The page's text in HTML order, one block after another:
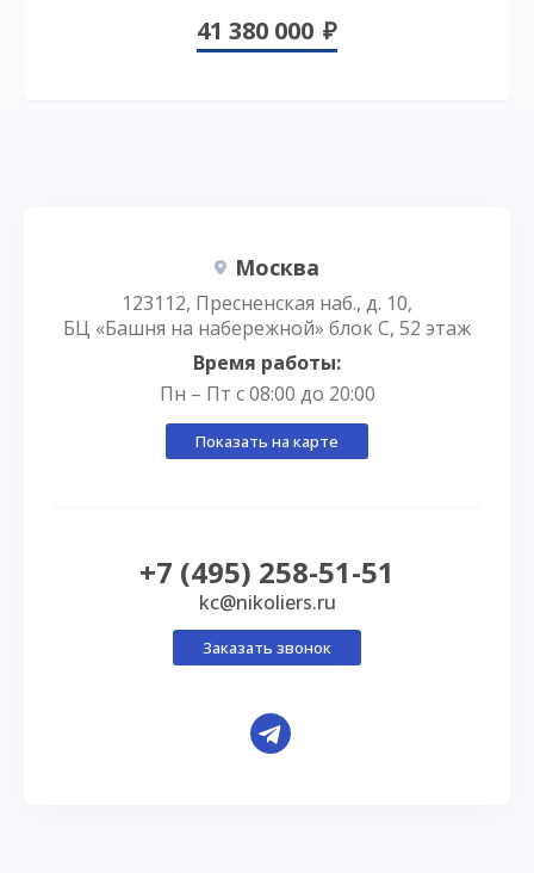
41 380 000
Москва
123112, Пресненская наб., д. 10,
БЦ «Башня на набережной» блок С, 52 этаж
Время работы:
Пн – Пт с 08:00 до 20:00
Показать на карте
+7 (495) 258-51-51
kc@nikoliers.ru
Заказать звонок